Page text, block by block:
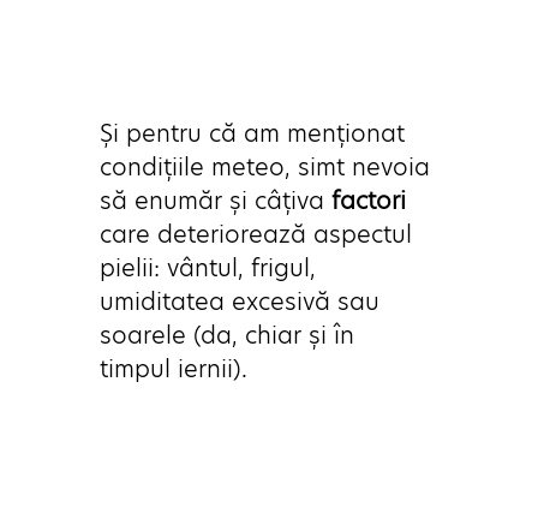
Și pentru că am menționat
condițiile meteo, simt nevoia
să enumăr și câțiva factori
care deteriorează aspectul
pielii: vântul, frigul,
umiditatea excesivă sau
soarele (da, chiar și în
timpul iernii).